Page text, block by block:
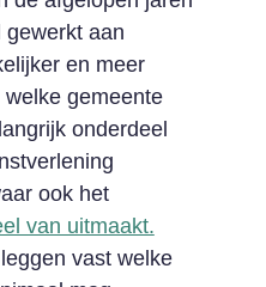
gewerkt aan
en meer
gemeente
onderdeel
ook het
van uitmaakt.
vast welke